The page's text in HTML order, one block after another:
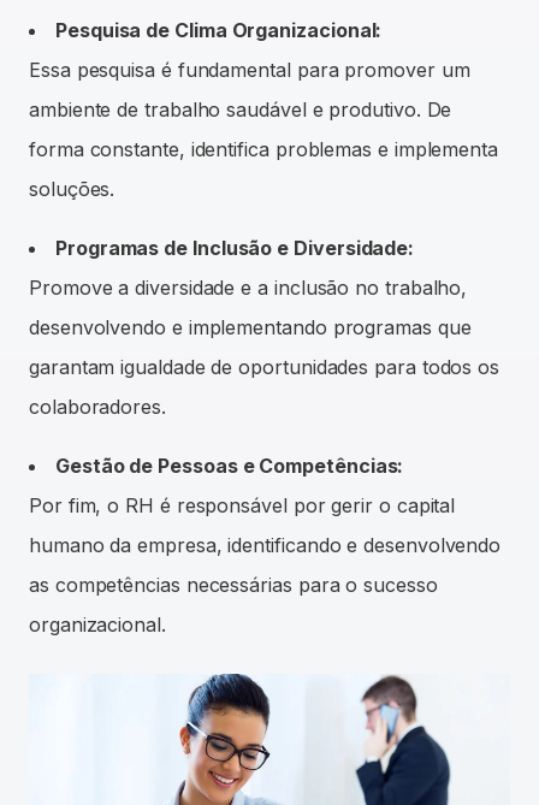
Pesquisa de Clima Organizacional:
Essa pesquisa é fundamental para promover um
ambiente de trabalho saudável e produtivo. De
forma constante, identifica problemas e implementa
soluções.
Programas de Inclusão e Diversidade:
Promove a diversidade e a inclusão no trabalho,
desenvolvendo e implementando programas que
garantam igualdade de oportunidades para todos os
colaboradores.
Gestão de Pessoas e Competências:
Por fim, o RH é responsável por gerir o capital
humano da empresa, identificando e desenvolvendo
as competências necessárias para o sucesso
organizacional.